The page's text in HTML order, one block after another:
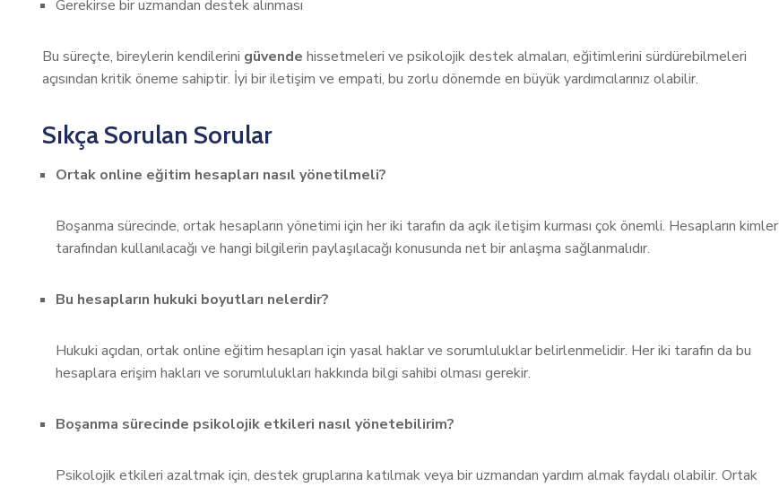
Gerekirse bir uzmandan destek alınması
Bu süreçte, bireylerin kendilerini güvende hissetmeleri ve psikolojik destek almaları, eğitimlerini sürdürebilmeleri
açısından kritik öneme sahiptir. İyi bir iletişim ve empati, bu zorlu dönemde en büyük yardımcılarınız olabilir.
Sıkça Sorulan Sorular
Ortak online eğitim hesapları nasıl yönetilmeli?
Boşanma sürecinde, ortak hesapların yönetimi için her iki tarafın da açık iletişim kurması çok önemli. Hesapların kimler
tarafından kullanılacağı ve hangi bilgilerin paylaşılacağı konusunda net bir anlaşma sağlanmalıdır.
Bu hesapların hukuki boyutları nelerdir?
Hukuki açıdan, ortak online eğitim hesapları için yasal haklar ve sorumluluklar belirlenmelidir. Her iki tarafın da bu
hesaplara erişim hakları ve sorumlulukları hakkında bilgi sahibi olması gerekir.
Boşanma sürecinde psikolojik etkileri nasıl yönetebilirim?
Psikolojik etkileri azaltmak için, destek gruplarına katılmak veya bir uzmandan yardım almak faydalı olabilir. Ortak